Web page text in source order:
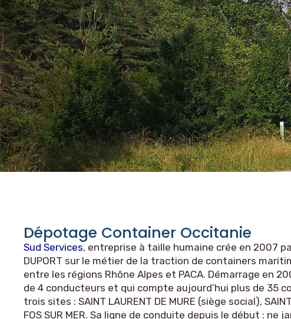
Dépotage Container Occitanie
Sud Services, entreprise à taille humaine crée en 2007
DUPORT sur le métier de la traction de containers
entre les régions Rhône Alpes et PACA. Démarrage en
de 4 conducteurs et qui compte aujourd’hui plus de 35
trois sites : SAINT LAURENT DE MURE (siège social),
FOS SUR MER. Sa ligne de conduite depuis le début : ne